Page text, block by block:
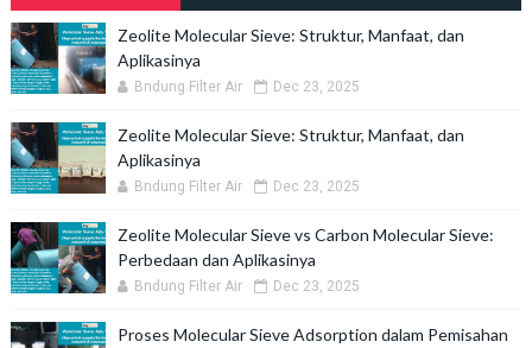
Zeolite Molecular Sieve: Struktur, Manfaat, dan
Aplikasinya
Bndung Filter Air Dec 23, 2025
Zeolite Molecular Sieve: Struktur, Manfaat, dan
Aplikasinya
Bndung Filter Air Dec 23, 2025
Zeolite Molecular Sieve vs Carbon Molecular Sieve:
Perbedaan dan Aplikasinya
Bndung Filter Air Dec 23, 2025
Proses Molecular Sieve Adsorption dalam Pemisahan